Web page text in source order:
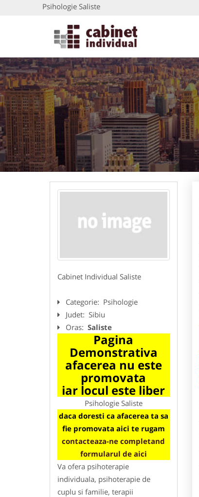
Psihologie Saliste
Cabinet Individual Saliste
Categorie: Psihologie
Judet: Sibiu
Oras: Saliste
Pagina
Demonstrativa
afacerea nu este
promovata
iar locul este liber
Psihologie Saliste
daca doresti ca afacerea ta sa
fie promovata aici te rugam
contacteaza-ne completand
formularul de aici
Va ofera psihoterapie
individuala, psihoterapie de
cuplu si familie, terapii